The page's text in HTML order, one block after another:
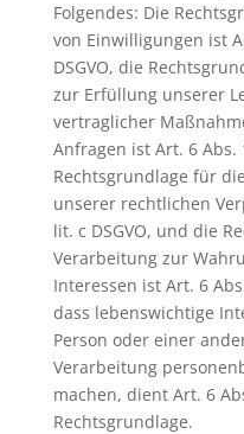
Folgendes: Die
von Einwilligungen ist
DSGVO, die
zur Erfüllung unserer
vertraglicher
Anfragen ist Art. 6 Abs.
Rechtsgrundlage für
unserer rechtlichen
lit. c DSGVO, und die
Verarbeitung zur
Interessen ist Art. 6
dass lebenswichtige
Person oder einer
Verarbeitung
machen, dient Art. 6
Rechtsgrundlage.